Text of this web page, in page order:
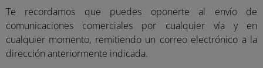
Te recordamos que puedes oponerte al envío de
comunicaciones comerciales por cualquier vía y en
cualquier momento, remitiendo un correo electrónico a la
dirección anteriormente indicada.